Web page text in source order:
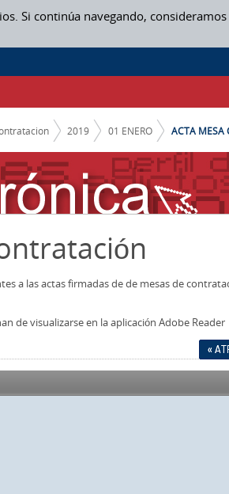
Si continúa navegando,
2019 01 ENERO ACTA MESA
a las actas firmadas de de mesas de
de visualizarse en la aplicación Adobe Reader
«